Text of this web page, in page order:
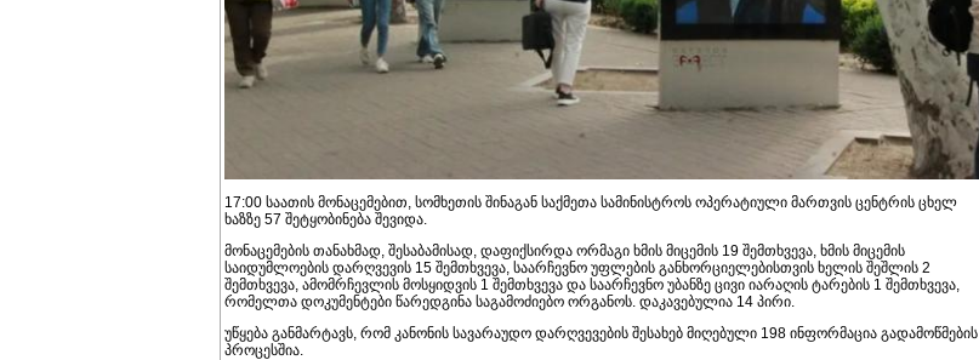
17:00 საათის მონაცემებით, სომხეთის შინაგან საქმეთა სამინისტროს ოპერატიული მართვის ცენტრის ცხელ
ხაზზე 57 შეტყობინება შევიდა.
მონაცემების თანახმად, შესაბამისად, დაფიქსირდა ორმაგი ხმის მიცემის 19 შემთხვევა, ხმის მიცემის
საიდუმლოების დარღვევის 15 შემთხვევა, საარჩევნო უფლების განხორციელებისთვის ხელის შეშლის 2
შემთხვევა, ამომრჩევლის მოსყიდვის 1 შემთხვევა და საარჩევნო უბანზე ცივი იარაღის ტარების 1 შემთხვევა,
რომელთა დოკუმენტები წარედგინა საგამოძიებო ორგანოს. დაკავებულია 14 პირი.
უწყება განმარტავს, რომ კანონის სავარაუდო დარღვევების შესახებ მიღებული 198 ინფორმაცია გადამოწმების
პროცესშია.